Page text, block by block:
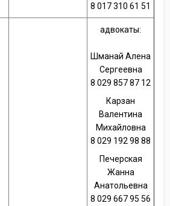
8 017 310 61 51
адвокаты:
Шманай Алена
Сергеевна
8 029 857 87 12
Карзан
Валентина
Михайловна
8 029 192 98 88
Печерская
Жанна
Анатольевна
8 029 667 95 56